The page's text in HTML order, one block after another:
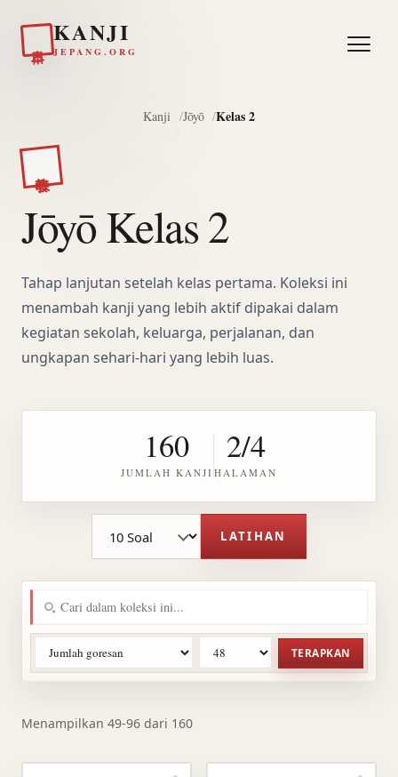
KANJI
JEPANG.ORG
Kanji Jōyō Kelas 2
Jōyō Kelas 2
Tahap lanjutan setelah kelas pertama. Koleksi ini
menambah kanji yang lebih aktif dipakai dalam
kegiatan sekolah, keluarga, perjalanan, dan
ungkapan sehari-hari yang lebih luas.
160
JUMLAH KANJI
2/4
HALAMAN
LATIHAN
TERAPKAN
Menampilkan 49-96 dari 160